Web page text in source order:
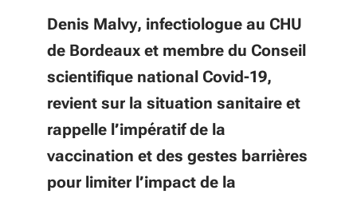
Denis Malvy, infectiologue au CHU
de Bordeaux et membre du Conseil
scientifique national Covid-19,
revient sur la situation sanitaire et
rappelle l’impératif de la
vaccination et des gestes barrières
pour limiter l’impact de la